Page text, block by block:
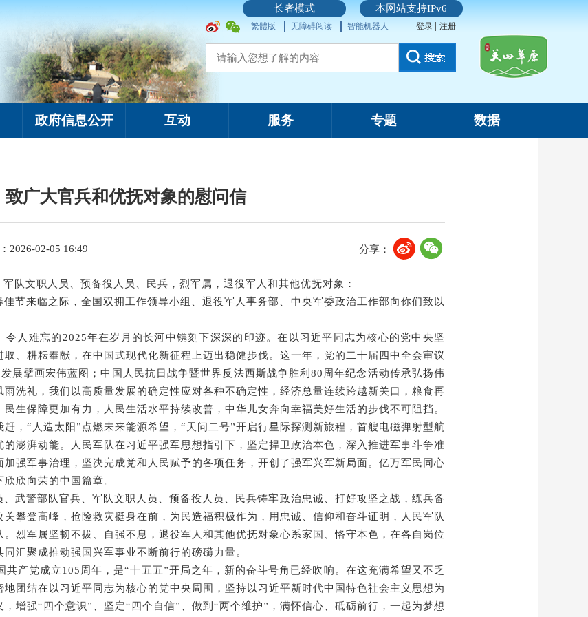
本网站支持IPv6
长者模式
繁體版 无障碍阅读 智能机器人 登录 | 注册
政府信息公开 互动 服务 专题 数据
致广大官兵和优抚对象的慰问信
2026-02-05 16:49 分享：
队文职人员、 预备役人员、民兵，烈军属，退役军人和其他优抚对象：
佳节来临之际，全国双拥工作领导小组、退役军人事务部、中央军委政治工作部向你们致以
令人难忘的 2025年在岁月的长河中镌刻下深深的印迹。在 以习近平同志为核心的党中央坚
、耕耘奉献， 在中国式现代化新征程上迈出稳健步伐。这一年， 党的二十届四中全会审议
展擘画宏伟蓝图 ；中国人民抗日战争暨世界反法西斯战争胜利80 周年纪念活动传承弘扬伟
洗礼，我们以高质量发展的确定性应对各种不确定性， 经济总量连续跨越新关口 ，粮食再
民生保障更加有力，人民生活水平持续改善，中华儿女奔向幸福美好生活的步伐不可阻挡。
， “ 人造太阳” 点燃未来能源希望， “天问二号”开启行星际探测新旅程，首艘电磁弹射型航
澎湃动能。人民军队在习近平强军思想指引下， 坚定捍卫政治本色，深入推进军事斗争准
强军事治理，坚决完成党和人民赋予的各项任务，开创了强军兴军新局面。亿万军民同心
欣向荣的中国篇章。
武警部队官兵、 军队文职人员
、预备役人员、民兵铸牢政治忠诚、打好攻坚之战，练兵备
攀登高峰，抢险救灾挺身在前，为民造福积极作为，用忠诚、信仰和奋斗证明 ， 人民军队
烈军属坚韧不拔、自强不息，退役军人和其他优抚对象心系家国、恪守本色，在各自岗位
汇聚成推动强国兴军事业不断前行的磅礴力量。
共产党成立105 周年， 是“十五五”开局之年，新的奋斗号角已经吹响。 在这充满希望又不乏
地团结在以习近平同志为核心的党中央周围，坚持以 习近平新时代中国特色社会主义思想为
，增强“ 四个意识” 、坚定“ 四个自信” 、做到 “两个维护” ，满怀信心、砥砺前行，一起为梦想